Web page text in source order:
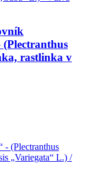
rastlinka v